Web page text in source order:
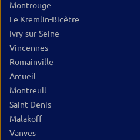
Montrouge
Le Kremlin-Bicêtre
Ivry-sur-Seine
Vincennes
Romainville
Arcueil
Montreuil
Saint-Denis
Malakoff
Vanves